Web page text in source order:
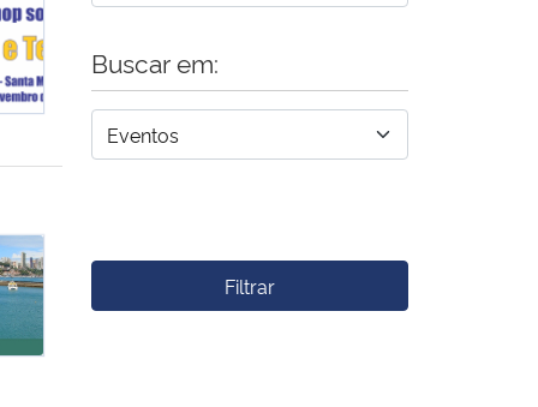
Analítica Ambiental e Sanitária
Buscar em:
Filtrar